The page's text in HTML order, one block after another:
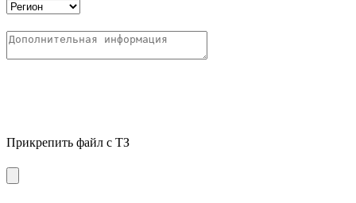
Прикрепить файл с ТЗ